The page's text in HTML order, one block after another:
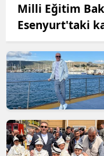
Milli Eğitim
Esenyurt'taki